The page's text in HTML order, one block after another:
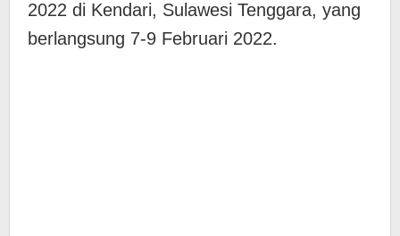
2022 di Kendari, Sulawesi Tenggara, yang
berlangsung 7-9 Februari 2022.